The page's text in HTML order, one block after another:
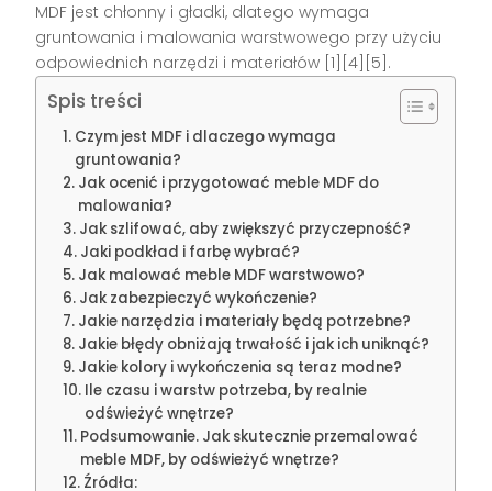
MDF jest chłonny i gładki, dlatego wymaga
gruntowania i malowania warstwowego przy użyciu
odpowiednich narzędzi i materiałów [1][4][5].
Spis treści
Czym jest MDF i dlaczego wymaga
gruntowania?
Jak ocenić i przygotować meble MDF do
malowania?
Jak szlifować, aby zwiększyć przyczepność?
Jaki podkład i farbę wybrać?
Jak malować meble MDF warstwowo?
Jak zabezpieczyć wykończenie?
Jakie narzędzia i materiały będą potrzebne?
Jakie błędy obniżają trwałość i jak ich uniknąć?
Jakie kolory i wykończenia są teraz modne?
Ile czasu i warstw potrzeba, by realnie
odświeżyć wnętrze?
Podsumowanie. Jak skutecznie przemalować
meble MDF, by odświeżyć wnętrze?
Źródła: